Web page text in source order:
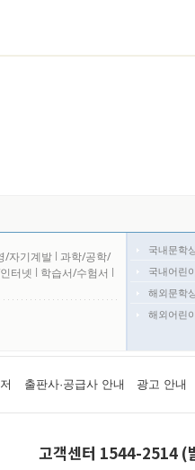
/자기계발 l 과학/공학/
터넷 l 학습서/수험서 l
국내문학
국내어린
해외문학
해외어린
출판사·공급사 안내 광고 안내
고객센터 1544-2514 (